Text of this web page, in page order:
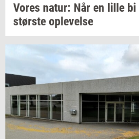
Vores natur: Når en lille bi
stør­ste op­le­vel­se